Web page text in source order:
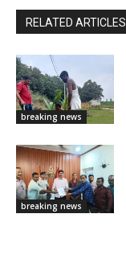
RELATED ARTICLES
breaking news
breaking news